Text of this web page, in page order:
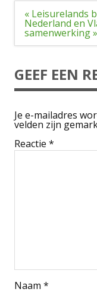
Bericht
navigatie
« Leisurelands
Nederland en
samenwerking »
GEEF EEN
Je e-mailadres
velden zijn
Reactie *
Naam *